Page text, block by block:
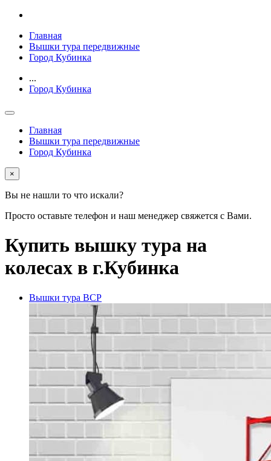
Главная
Вышки тура передвижные
Город Кубинка
...
Город Кубинка
Главная
Вышки тура передвижные
Город Кубинка
×
Вы не нашли то что искали?
Просто оставьте телефон и наш менеджер свяжется с Вами.
Купить вышку тура на
колесах в г.Кубинка
Вышки тура ВСР